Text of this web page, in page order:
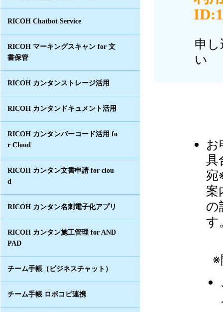
RICOH Chatbot Service
RICOH マーキングスキャン for 文
書保管
RICOH カンタンストレージ活用
RICOH カンタンドキュメント活用
RICOH カンタンバーコード活用 fo
r Cloud
RICOH カンタン文書申請 for clou
d
RICOH カンタン名刺電子化アプリ
RICOH カンタン施工管理 for AND
PAD
チーム手帳（ビジネスチャット）
チーム手帳 ロボコピ連携
申
い
お
具
宛
案
の
す
※